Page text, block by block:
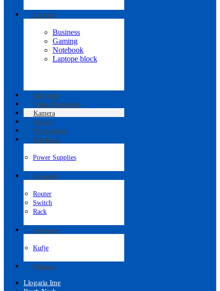
Laptope
Business
Gaming
Notebook
Laptope block
Monitore
Video Projektore
Kamera
Server
Workstation
Hardware
Power Supplies
Network
Router
Switch
Rack
Aksesore
Kufje
Printera
Llogaria Ime